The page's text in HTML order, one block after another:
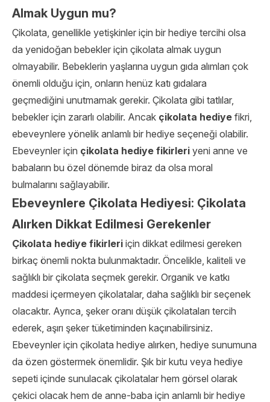
Almak Uygun mu?
Çikolata, genellikle yetişkinler için bir hediye tercihi olsa
da yenidoğan bebekler için çikolata almak uygun
olmayabilir. Bebeklerin yaşlarına uygun gıda alımları çok
önemli olduğu için, onların henüz katı gıdalara
geçmediğini unutmamak gerekir. Çikolata gibi tatlılar,
bebekler için zararlı olabilir. Ancak çikolata hediye fikri,
ebeveynlere yönelik anlamlı bir hediye seçeneği olabilir.
Ebeveynler için çikolata hediye fikirleri yeni anne ve
babaların bu özel dönemde biraz da olsa moral
bulmalarını sağlayabilir.
Ebeveynlere Çikolata Hediyesi: Çikolata
Alırken Dikkat Edilmesi Gerekenler
Çikolata hediye fikirleri için dikkat edilmesi gereken
birkaç önemli nokta bulunmaktadır. Öncelikle, kaliteli ve
sağlıklı bir çikolata seçmek gerekir. Organik ve katkı
maddesi içermeyen çikolatalar, daha sağlıklı bir seçenek
olacaktır. Ayrıca, şeker oranı düşük çikolataları tercih
ederek, aşırı şeker tüketiminden kaçınabilirsiniz.
Ebeveynler için çikolata hediye alırken, hediye sunumuna
da özen göstermek önemlidir. Şık bir kutu veya hediye
sepeti içinde sunulacak çikolatalar hem görsel olarak
çekici olacak hem de anne-baba için anlamlı bir hediye